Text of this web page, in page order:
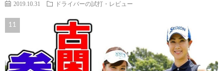
2019.10.31 ドライバーの試打・レビュー